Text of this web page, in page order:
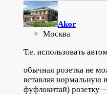
Akor
Москва
Т.е. использовать
обычная розетка не
вставляя нормальную
фуфлокитай) розетку